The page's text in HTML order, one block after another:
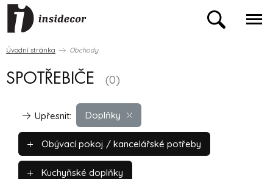
Úvodní stránka Obchody
SPOTŘEBIČE (0)
Doplňky
Upřesnit:
Obývací pokoj / kancelářské potřeby
Kuchyňské doplňky